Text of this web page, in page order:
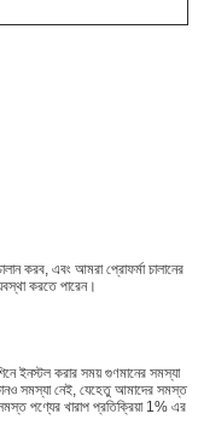
করব, এবং আমরা প্রোফর্মা চালানের
করতে পারেন।
ইনস্টল করার সময় গুণমানের সমস্যা
সমস্যা নেই, যেহেতু আমাদের সমস্ত
পণ্যের খারাপ প্রতিক্রিয়া 1% এর